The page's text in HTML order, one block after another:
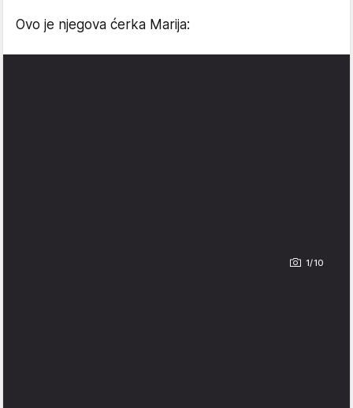
Ovo je njegova ćerka Marija:
1/10